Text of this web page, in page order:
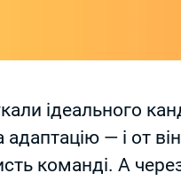
ідеального
адаптацію — і от
команді. А